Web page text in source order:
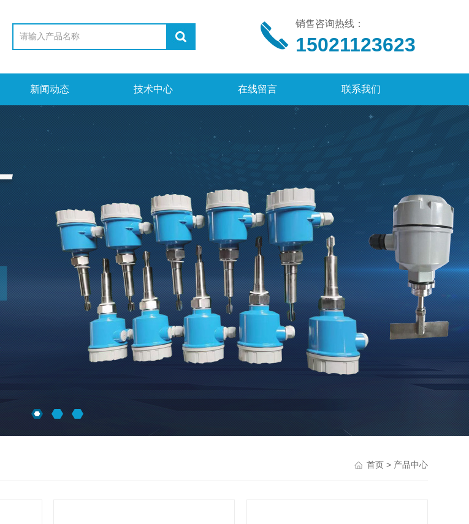
销售咨询热线：
15021123623
新闻动态 技术中心 在线留言 联系我们
首页> 产品中心